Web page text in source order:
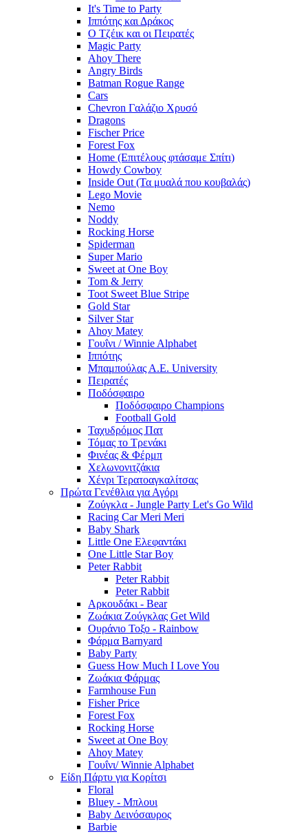
It's Time to Party
Ιππότης και Δράκος
Ο Τζέικ και οι Πειρατές
Magic Party
Ahoy There
Angry Birds
Batman Rogue Range
Cars
Chevron Γαλάζιο Χρυσό
Dragons
Fischer Price
Forest Fox
Home (Επιτέλους φτάσαμε Σπίτι)
Howdy Cowboy
Inside Out (Τα μυαλά που κουβαλάς)
Lego Movie
Nemo
Noddy
Rocking Horse
Spiderman
Super Mario
Sweet at One Boy
Tom & Jerry
Toot Sweet Blue Stripe
Gold Star
Silver Star
Ahoy Matey
Γουΐνι / Winnie Alphabet
Ιππότης
Μπαμπούλας Α.Ε. University
Πειρατές
Ποδόσφαιρο
Ποδόσφαιρο Champions
Football Gold
Ταχυδρόμος Πατ
Τόμας το Τρενάκι
Φινέας & Φέρμπ
Χελωνονιτζάκια
Χένρι Τερατοαγκαλίτσας
Πρώτα Γενέθλια για Αγόρι
Ζούγκλα - Jungle Party Let's Go Wild
Racing Car Meri Meri
Baby Shark
Little One Ελεφαντάκι
One Little Star Boy
Peter Rabbit
Peter Rabbit
Peter Rabbit
Αρκουδάκι - Bear
Ζωάκια Ζούγκλας Get Wild
Ουράνιο Τοξο - Rainbow
Φάρμα Barnyard
Baby Party
Guess How Much I Love You
Ζωάκια Φάρμας
Farmhouse Fun
Fisher Price
Forest Fox
Rocking Horse
Sweet at One Boy
Ahoy Matey
Γουΐνι/ Winnie Alphabet
Είδη Πάρτυ για Κορίτσι
Floral
Bluey - Μπλουι
Baby Δεινόσαυρος
Barbie